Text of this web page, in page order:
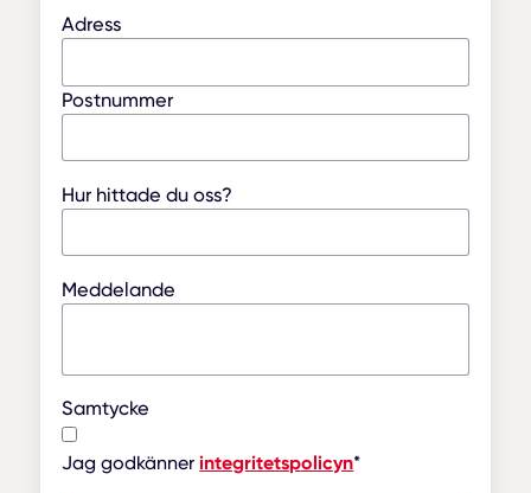
Adress
Postnummer
Hur hittade du oss?
Meddelande
Samtycke
Jag godkännerintegritetspolicyn*